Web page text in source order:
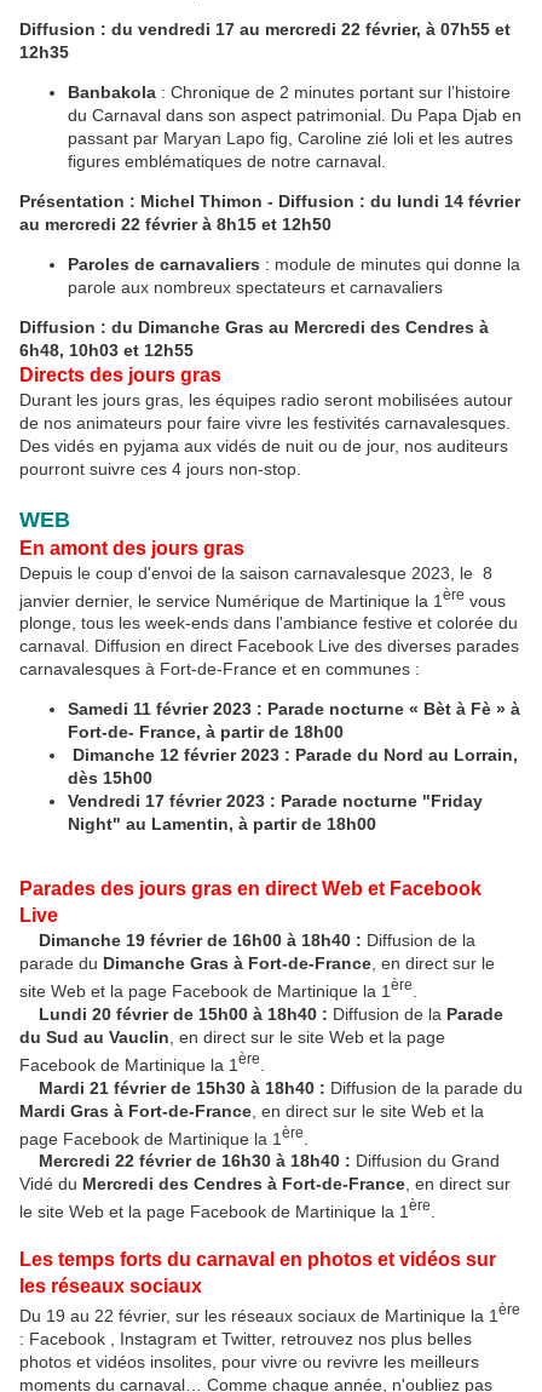
Diffusion : du vendredi 17 au mercredi 22 février, à 07h55 et
12h35
Banbakola : Chronique de 2 minutes portant sur l’histoire
du Carnaval dans son aspect patrimonial. Du Papa Djab en
passant par Maryan Lapo fig, Caroline zié loli et les autres
figures emblématiques de notre carnaval.
Présentation : Michel Thimon - Diffusion : du lundi 14 février
au mercredi 22 février à 8h15 et 12h50
Paroles de carnavaliers : module de minutes qui donne la
parole aux nombreux spectateurs et carnavaliers
Diffusion : du Dimanche Gras au Mercredi des Cendres à
6h48, 10h03 et 12h55
Directs des jours gras
Durant les jours gras, les équipes radio seront mobilisées autour
de nos animateurs pour faire vivre les festivités carnavalesques.
Des vidés en pyjama aux vidés de nuit ou de jour, nos auditeurs
pourront suivre ces 4 jours non-stop.
WEB
En amont des jours gras
Depuis le coup d'envoi de la saison carnavalesque 2023, le 8
janvier dernier, le service Numérique de Martinique la 1 ère vous
plonge, tous les week-ends dans l'ambiance festive et colorée du
carnaval. Diffusion en direct Facebook Live des diverses parades
carnavalesques à Fort-de-France et en communes :
Samedi 11 février 2023 : Parade nocturne « Bèt à Fè » à
Fort-de- France, à partir de 18h00
Dimanche 12 février 2023 : Parade du Nord au Lorrain,
dès 15h00
Vendredi 17 février 2023 : Parade nocturne "Friday
Night" au Lamentin, à partir de 18h00
Parades des jours gras en direct Web et Facebook
Live
Dimanche 19 février de 16h00 à 18h40 : Diffusion de la
parade du Dimanche Gras à Fort-de-France, en direct sur le
site Web et la page Facebook de Martinique la 1 ère
Lundi 20 février de 15h00 à 18h40 : Diffusion de la Parade
du Sud au Vauclin , en direct sur le site Web et la page
Facebook de Martinique la 1 ère
Mardi 21 février de 15h30 à 18h40 : Diffusion de la parade du
Mardi Gras à Fort-de-France , en direct sur le site Web et la
page Facebook de Martinique la 1 ère
Mercredi 22 février de 16h30 à 18h40 : Diffusion du Grand
Vidé du Mercredi des Cendres à Fort-de-France, en direct sur
le site Web et la page Facebook de Martinique la 1 ère
Les temps forts du carnaval en photos et vidéos sur
les réseaux sociaux
Du 19 au 22 février, sur les réseaux sociaux de Martinique la 1 ère
: Facebook , Instagram et Twitter, retrouvez nos plus belles
photos et vidéos insolites, pour vivre ou revivre les meilleurs
moments du carnaval… Comme chaque année, n'oubliez pas